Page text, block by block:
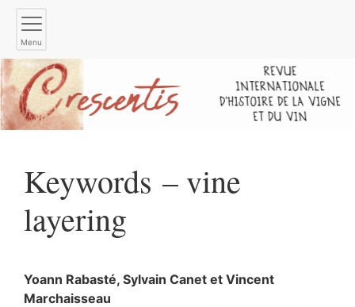
Menu
Keywords – vine
layering
Yoann Rabasté, Sylvain Canet et Vincent
Marchaisseau